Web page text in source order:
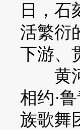
日，石
活繁衍
下游、
黄河
相约·
族歌舞